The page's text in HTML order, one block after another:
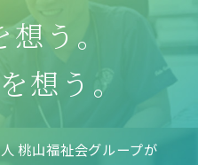
想う。
を想う。
桃山福祉会グループが